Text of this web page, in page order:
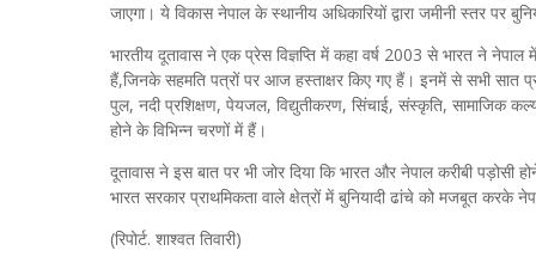
जाएगा। ये विकास नेपाल के स्थानीय अधिकारियों द्वारा जमीनी स्तर पर
भारतीय दूतावास ने एक प्रेस विज्ञप्ति में कहा वर्ष 2003 से भारत ने
हैं,जिनके सहमति पत्रों पर आज हस्ताक्षर किए गए हैं। इनमें से सभी सात
पुल, नदी प्रशिक्षण, पेयजल, विद्युतीकरण, सिंचाई, संस्कृति, सामाजिक
होने के विभिन्न चरणों में हैं।
दूतावास ने इस बात पर भी जोर दिया कि भारत और नेपाल करीबी
भारत सरकार प्राथमिकता वाले क्षेत्रों में बुनियादी ढांचे को मजबूत
(रिपोर्ट. शाश्वत तिवारी)